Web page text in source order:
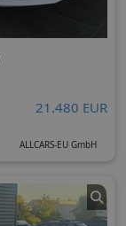
21.480 EUR
ALLCARS-EU GmbH